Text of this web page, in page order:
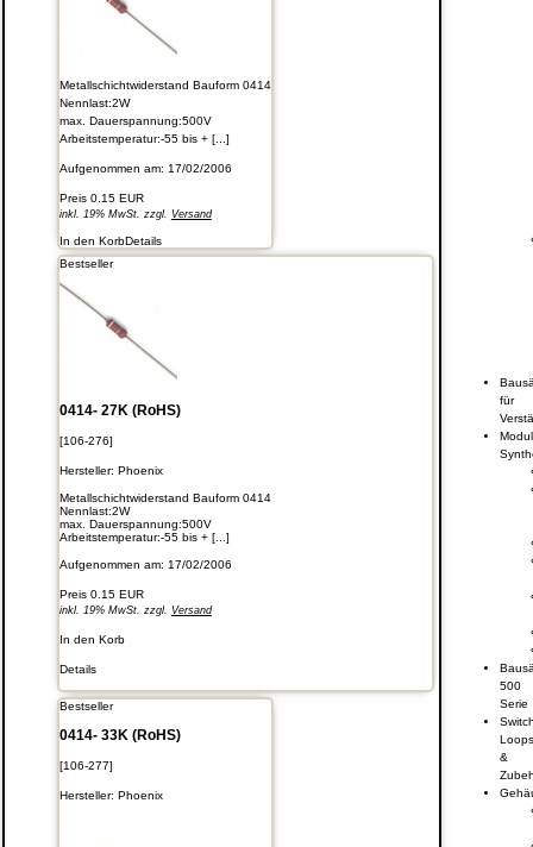
Metallschichtwiderstand Bauform 0414
Nennlast:2W
max. Dauerspannung:500V
Arbeitstemperatur:-55 bis + [...]
Aufgenommen am: 17/02/2006
Preis 0.15 EUR
inkl. 19% MwSt. zzgl. Versand
In den KorbDetails
Bestseller
0414- 27K (RoHS)
[106-276]
Hersteller: Phoenix
Metallschichtwiderstand Bauform 0414
Nennlast:2W
max. Dauerspannung:500V
Arbeitstemperatur:-55 bis + [...]
Aufgenommen am: 17/02/2006
Preis 0.15 EUR
inkl. 19% MwSt. zzgl. Versand
In den Korb
Details
Bestseller
0414- 33K (RoHS)
[106-277]
Hersteller: Phoenix
für
500
Serie
&